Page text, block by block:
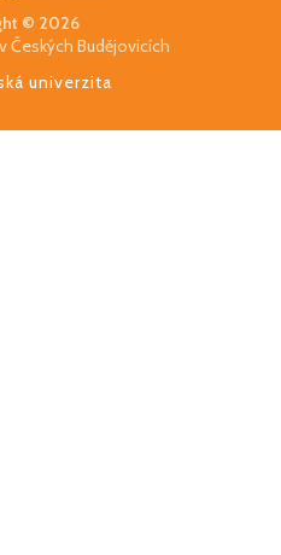
© 2026
Českých Budějovicích
univerzita